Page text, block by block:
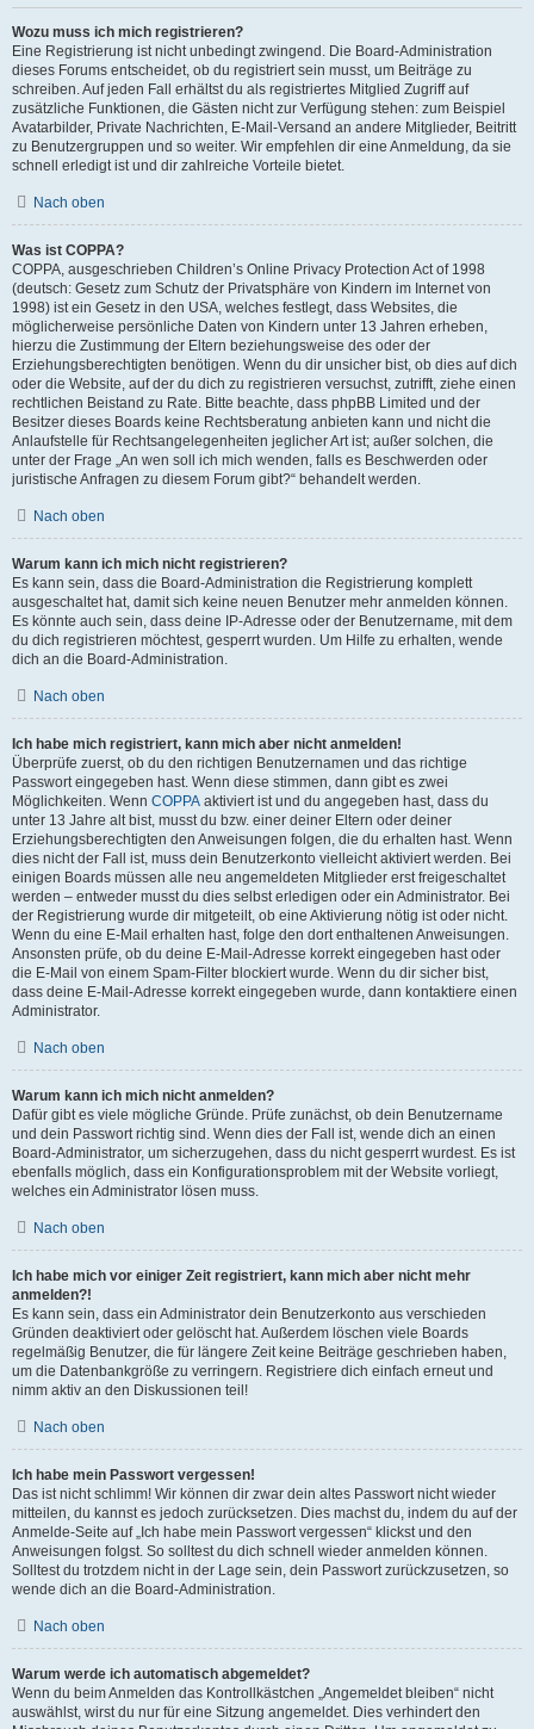
Wozu muss ich mich registrieren?
Eine Registrierung ist nicht unbedingt zwingend. Die Board-Administration
dieses Forums entscheidet, ob du registriert sein musst, um Beiträge zu
schreiben. Auf jeden Fall erhältst du als registriertes Mitglied Zugriff auf
zusätzliche Funktionen, die Gästen nicht zur Verfügung stehen: zum Beispiel
Avatarbilder, Private Nachrichten, E-Mail-Versand an andere Mitglieder, Beitritt
zu Benutzergruppen und so weiter. Wir empfehlen dir eine Anmeldung, da sie
schnell erledigt ist und dir zahlreiche Vorteile bietet.
Nach oben
Was ist COPPA?
COPPA, ausgeschrieben Children’s Online Privacy Protection Act of 1998
(deutsch: Gesetz zum Schutz der Privatsphäre von Kindern im Internet von
1998) ist ein Gesetz in den USA, welches festlegt, dass Websites, die
möglicherweise persönliche Daten von Kindern unter 13 Jahren erheben,
hierzu die Zustimmung der Eltern beziehungsweise des oder der
Erziehungsberechtigten benötigen. Wenn du dir unsicher bist, ob dies auf dich
oder die Website, auf der du dich zu registrieren versuchst, zutrifft, ziehe einen
rechtlichen Beistand zu Rate. Bitte beachte, dass phpBB Limited und der
Besitzer dieses Boards keine Rechtsberatung anbieten kann und nicht die
Anlaufstelle für Rechtsangelegenheiten jeglicher Art ist; außer solchen, die
unter der Frage „An wen soll ich mich wenden, falls es Beschwerden oder
juristische Anfragen zu diesem Forum gibt?“ behandelt werden.
Nach oben
Warum kann ich mich nicht registrieren?
Es kann sein, dass die Board-Administration die Registrierung komplett
ausgeschaltet hat, damit sich keine neuen Benutzer mehr anmelden können.
Es könnte auch sein, dass deine IP-Adresse oder der Benutzername, mit dem
du dich registrieren möchtest, gesperrt wurden. Um Hilfe zu erhalten, wende
dich an die Board-Administration.
Nach oben
Ich habe mich registriert, kann mich aber nicht anmelden!
Überprüfe zuerst, ob du den richtigen Benutzernamen und das richtige
Passwort eingegeben hast. Wenn diese stimmen, dann gibt es zwei
Möglichkeiten. Wenn COPPA aktiviert ist und du angegeben hast, dass du
unter 13 Jahre alt bist, musst du bzw. einer deiner Eltern oder deiner
Erziehungsberechtigten den Anweisungen folgen, die du erhalten hast. Wenn
dies nicht der Fall ist, muss dein Benutzerkonto vielleicht aktiviert werden. Bei
einigen Boards müssen alle neu angemeldeten Mitglieder erst freigeschaltet
werden – entweder musst du dies selbst erledigen oder ein Administrator. Bei
der Registrierung wurde dir mitgeteilt, ob eine Aktivierung nötig ist oder nicht.
Wenn du eine E-Mail erhalten hast, folge den dort enthaltenen Anweisungen.
Ansonsten prüfe, ob du deine E-Mail-Adresse korrekt eingegeben hast oder
die E-Mail von einem Spam-Filter blockiert wurde. Wenn du dir sicher bist,
dass deine E-Mail-Adresse korrekt eingegeben wurde, dann kontaktiere einen
Administrator.
Nach oben
Warum kann ich mich nicht anmelden?
Dafür gibt es viele mögliche Gründe. Prüfe zunächst, ob dein Benutzername
und dein Passwort richtig sind. Wenn dies der Fall ist, wende dich an einen
Board-Administrator, um sicherzugehen, dass du nicht gesperrt wurdest. Es ist
ebenfalls möglich, dass ein Konfigurationsproblem mit der Website vorliegt,
welches ein Administrator lösen muss.
Nach oben
Ich habe mich vor einiger Zeit registriert, kann mich aber nicht mehr
anmelden?!
Es kann sein, dass ein Administrator dein Benutzerkonto aus verschieden
Gründen deaktiviert oder gelöscht hat. Außerdem löschen viele Boards
regelmäßig Benutzer, die für längere Zeit keine Beiträge geschrieben haben,
um die Datenbankgröße zu verringern. Registriere dich einfach erneut und
nimm aktiv an den Diskussionen teil!
Nach oben
Ich habe mein Passwort vergessen!
Das ist nicht schlimm! Wir können dir zwar dein altes Passwort nicht wieder
mitteilen, du kannst es jedoch zurücksetzen. Dies machst du, indem du auf der
Anmelde-Seite auf „Ich habe mein Passwort vergessen“ klickst und den
Anweisungen folgst. So solltest du dich schnell wieder anmelden können.
Solltest du trotzdem nicht in der Lage sein, dein Passwort zurückzusetzen, so
wende dich an die Board-Administration.
Nach oben
Warum werde ich automatisch abgemeldet?
Wenn du beim Anmelden das Kontrollkästchen „Angemeldet bleiben“ nicht
auswählst, wirst du nur für eine Sitzung angemeldet. Dies verhindert den